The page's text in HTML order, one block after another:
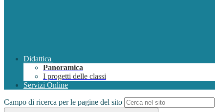
Didattica
Panoramica
I progetti delle classi
Servizi Online
Campo di ricerca per le pagine del sito